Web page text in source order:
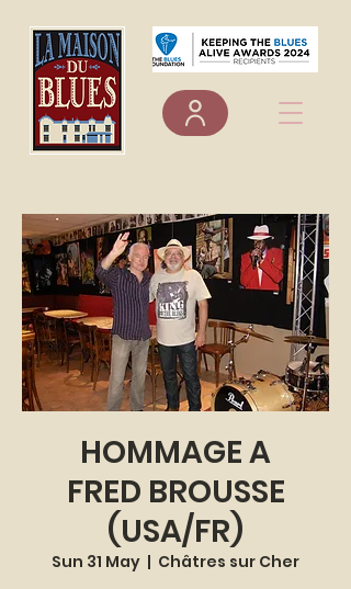
HOMMAGE A
FRED BROUSSE
(USA/FR)
Sun 31 May
  |
Châtres sur Cher